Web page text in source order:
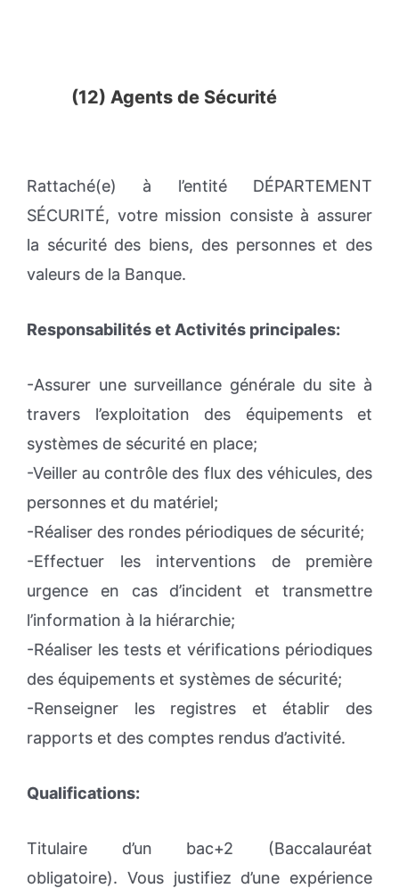
(12) Agents de Sécurité
Rattaché(e) à l’entité DÉPARTEMENT
SÉCURITÉ, votre mission consiste à assurer
la sécurité des biens, des personnes et des
valeurs de la Banque.
Responsabilités et Activités principales:
-Assurer une surveillance générale du site à
travers l’exploitation des équipements et
systèmes de sécurité en place;
-Veiller au contrôle des flux des véhicules, des
personnes et du matériel;
-Réaliser des rondes périodiques de sécurité;
-Effectuer les interventions de première
urgence en cas d’incident et transmettre
l’information à la hiérarchie;
-Réaliser les tests et vérifications périodiques
des équipements et systèmes de sécurité;
-Renseigner les registres et établir des
rapports et des comptes rendus d’activité.
Qualifications:
Titulaire d’un bac+2 (Baccalauréat
obligatoire). Vous justifiez d’une expérience